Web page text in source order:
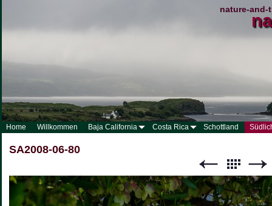
nature-and-
Home Willkommen Baja California Costa Rica Schottland
SA2008-06-80